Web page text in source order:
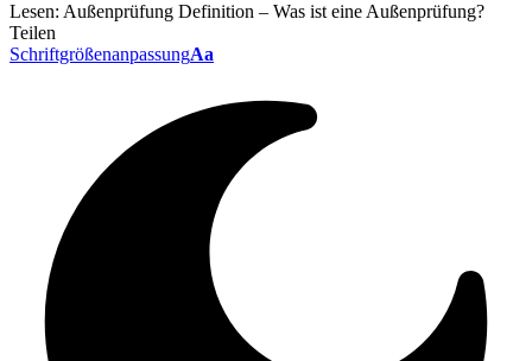
Lesen: Außenprüfung Definition – Was ist eine Außenprüfung?
Teilen
SchriftgrößenanpassungAa